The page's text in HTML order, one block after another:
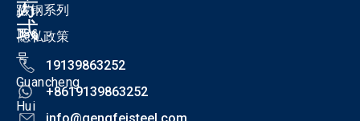
路
186
号
Guancheng
Hui
方
式
19139863252
+8619139863252
info@gengfeisteel.com
碳钢系列
隐私政策